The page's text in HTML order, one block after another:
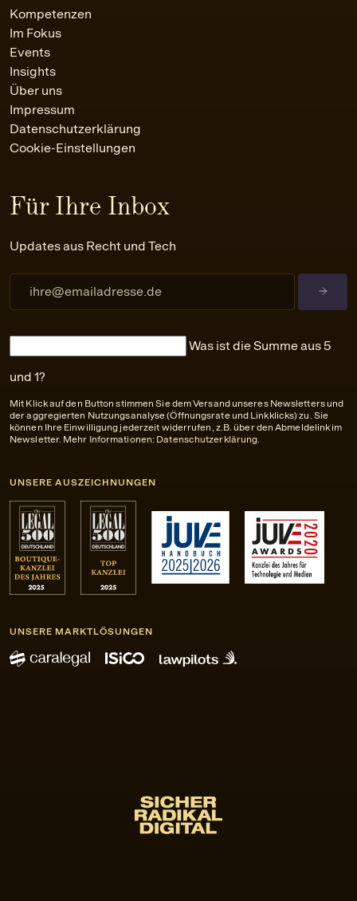
Kompetenzen
Im Fokus
Events
Insights
Über uns
Impressum
Datenschutzerklärung
Cookie-Einstellungen
Für Ihre Inbox
Updates aus Recht und Tech
Was ist die Summe aus 5
und 1?
Mit Klick auf den Button stimmen Sie dem Versand unseres Newsletters und
der aggregierten Nutzungsanalyse (Öffnungsrate und Linkklicks) zu. Sie
können Ihre Einwilligung jederzeit widerrufen, z.B. über den Abmeldelink im
Newsletter. Mehr Informationen: Datenschutzerklärung.
UNSERE AUSZEICHNUNGEN
UNSERE MARKTLÖSUNGEN